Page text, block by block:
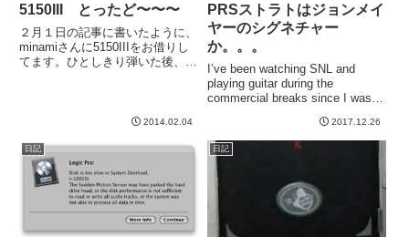
5150III とったど〜〜〜
２月１日の記事に書いたように、
minamiさんに5150IIIをお借りし
てます。ひとしきり弾いた後、こ
にいっぱい。とりあえず、アンプ
2014.02.04
PRSストラトはジョンメイ
ヤーのシグネチャー
か。。。
I’ve been watching SNL and
playing guitar during the
commercial breaks since I was a
2017.12.26
日記 日記